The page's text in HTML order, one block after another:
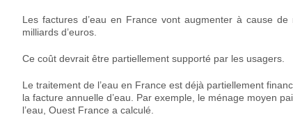
Les factures d’eau en France vont augmenter à cause
milliards d’euros.
Ce coût devrait être partiellement supporté par les usagers.
Le traitement de l’eau en France est déjà partiellement
la facture annuelle d’eau. Par exemple, le ménage moyen
l’eau, Ouest France a calculé.